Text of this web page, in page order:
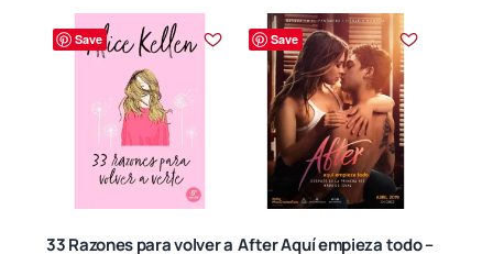
Save
33 Razones para volver a
Save
After Aquí empieza todo –